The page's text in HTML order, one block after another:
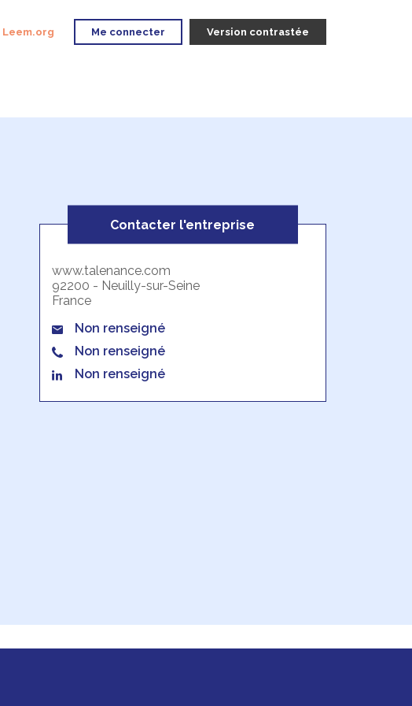
Leem.org Me connecter Version contrastée
Contacter l'entreprise
www.talenance.com
92200 - Neuilly-sur-Seine
France
Non renseigné
Non renseigné
Non renseigné